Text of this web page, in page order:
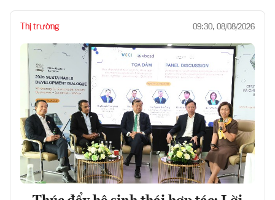
Thị trường 09:30, 08/08/2026